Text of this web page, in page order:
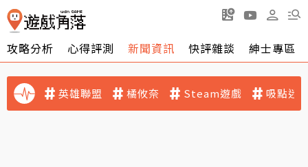
攻略分析 心得評測 新聞資訊 快評雜談 紳士專區
英雄聯盟 橘攸奈 Steam遊戲 吸點迷